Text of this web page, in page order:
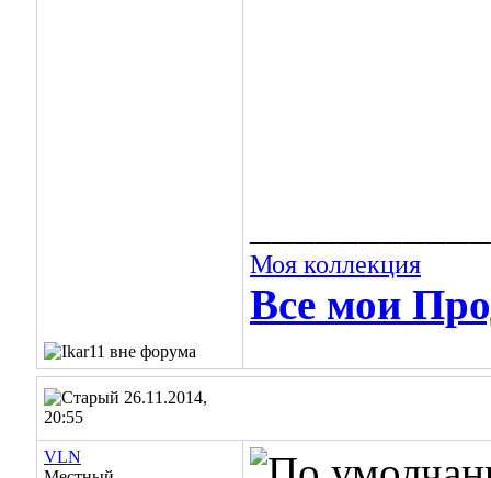
Моя коллекция
Все мои
26.11.2014,
20:55
VLN